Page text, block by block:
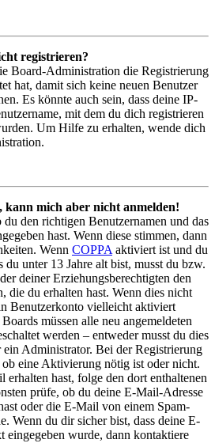
registrieren?
Board-Administration die Registrierung
hat, damit sich keine neuen Benutzer
Es könnte auch sein, dass deine IP-
mit dem du dich registrieren
Um Hilfe zu erhalten, wende dich
mich aber nicht anmelden!
den richtigen Benutzernamen und das
hast. Wenn diese stimmen, dann
Wenn COPPA aktiviert ist und du
du unter 13 Jahre alt bist, musst du bzw.
deiner Erziehungsberechtigten den
die du erhalten hast. Wenn dies nicht
Benutzerkonto vielleicht aktiviert
müssen alle neu angemeldeten
werden – entweder musst du dies
ein Administrator. Bei der Registrierung
eine Aktivierung nötig ist oder nicht.
erhalten hast, folge den dort enthaltenen
prüfe, ob du deine E-Mail-Adresse
oder die E-Mail von einem Spam-
Wenn du dir sicher bist, dass deine E-
eingegeben wurde, dann kontaktiere